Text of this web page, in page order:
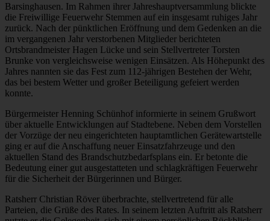
Barsinghausen. Im Rahmen ihrer Jahreshauptversammlung blickte
die Freiwillige Feuerwehr Stemmen auf ein insgesamt ruhiges Jahr
zurück. Nach der pünktlichen Eröffnung und dem Gedenken an die
im vergangenen Jahr verstorbenen Mitglieder berichteten
Ortsbrandmeister Hagen Lücke und sein Stellvertreter Torsten
Brunke von vergleichsweise wenigen Einsätzen. Als Höhepunkt des
Jahres nannten sie das Fest zum 112-jährigen Bestehen der Wehr,
das bei bestem Wetter und großer Beteiligung gefeiert werden
konnte.
Bürgermeister Henning Schünhof informierte in seinem Grußwort
über aktuelle Entwicklungen auf Stadtebene. Neben dem Vorstellen
der Vorzüge der neu eingerichteten hauptamtlichen Gerätewartstelle
ging er auf die Anschaffung neuer Einsatzfahrzeuge und den
aktuellen Stand des Brandschutzbedarfsplans ein. Er betonte die
Bedeutung einer gut ausgestatteten und schlagkräftigen Feuerwehr
für die Sicherheit der Bürgerinnen und Bürger.
Ratsherr Christian Röver überbrachte, stellvertretend für alle
Parteien, die Grüße des Rates. In seinem letzten Auftritt als Ratsherr